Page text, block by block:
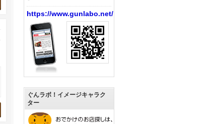
https://www.gunlabo.net/
ぐんラボ！イメージキャラク
ター